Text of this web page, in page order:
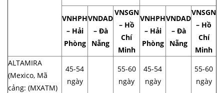
VNHPH
– Hải
Phòng
VNDAD
– Đà
Nẵng
VNSGN
– Hồ
Chí
Minh
VNHPH
– Hải
Phòng
VNDAD
– Đà
Nẵng
VNSGN
– Hồ
Chí
Minh
ALTAMIRA
(Mexico, Mã
cảng: (MXATM)
45-54
ngày
55-60
ngày
45-54
ngày
55-60
ngày